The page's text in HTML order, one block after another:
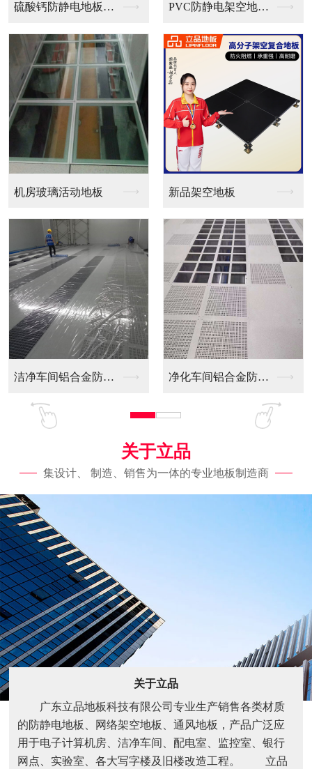
PVC防静电架空地板...
新品架空地板
净化车间铝合金防静电...
全钢无边防静电地板
全铝防静电地板
关于立品
集设计、 制造、销售为一体的专业地板制造商
关于立品
广东立品地板科技有限公司专业生产销售各类材质
的防静电地板、网络架空地板、通风地板，产品广泛应
用于电子计算机房、洁净车间、配电室、监控室、银行
网点、实验室、各大写字楼及旧楼改造工程。 立品